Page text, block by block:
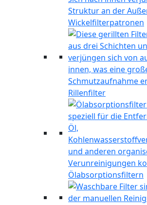
Wickelfilterpatronen
Rillenfilter
Ölabsorptionsfiltern